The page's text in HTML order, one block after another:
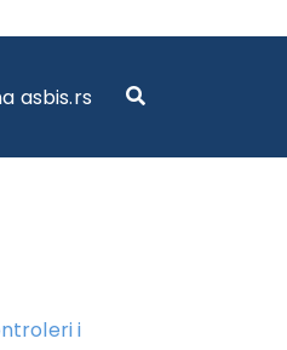
asbis.rs
i